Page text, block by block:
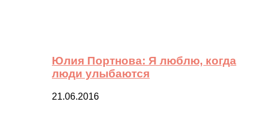
Юлия Портнова: Я люблю, когда
люди улыбаются
21.06.2016